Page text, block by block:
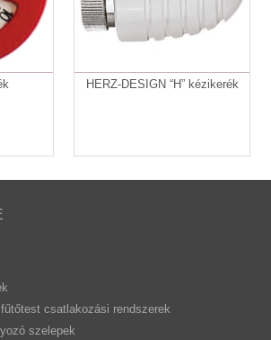
HERZ-DESIGN “H” kézikerék
csatlakozási rendszerek
szelepek